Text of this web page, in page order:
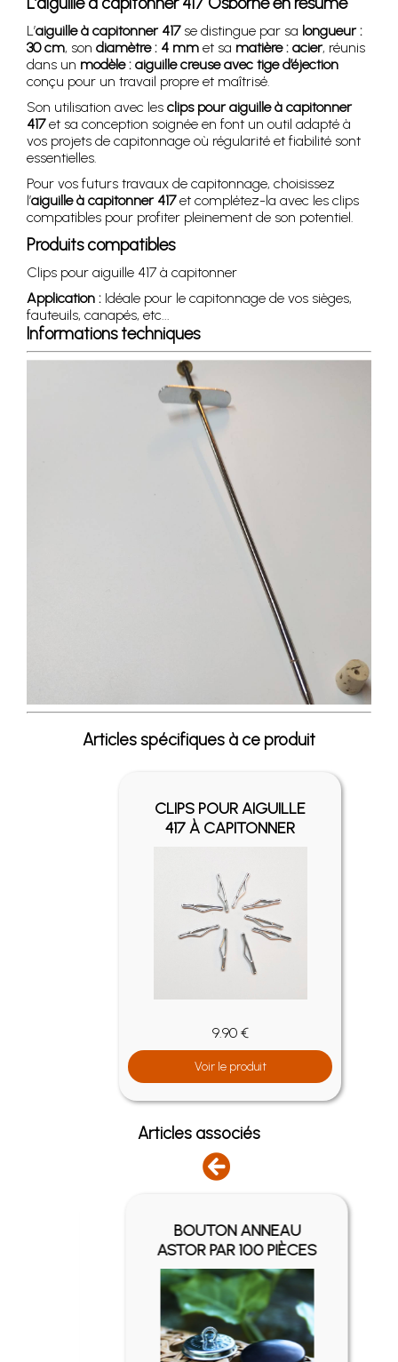
L’aiguille à capitonner 417se distingue par sa longueur :
30 cm, son diamètre : 4 mm et sa matière : acier, réunis
dans un modèle : aiguille creuse avec tige d’éjection
conçu pour un travail propre et maîtrisé.
Son utilisation avec les clips pour aiguille à capitonner
417et sa conception soignée en font un outil adapté à
vos projets de capitonnage où régularité et fiabilité sont
essentielles.
Pour vos futurs travaux de capitonnage, choisissez
l’aiguille à capitonner 417et complétez-la avec les clips
compatibles pour profiter pleinement de son potentiel.
Produits compatibles
Clips pour aiguille 417 à capitonner
Application : Idéale pour le capitonnage de vos sièges,
fauteuils, canapés, etc...
Informations techniques
Articles spécifiques à ce produit
CLIPS POUR AIGUILLE
417 À CAPITONNER
9.90 €
Voir le produit
Articles associés
BOUTON ANNEAU
ASTOR PAR 100 PIÈCES